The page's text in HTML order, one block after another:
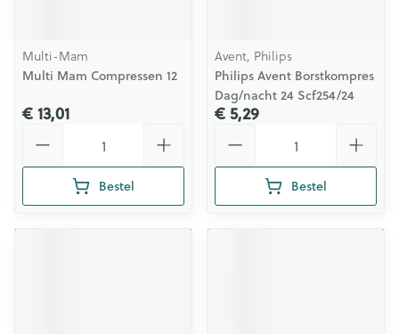
Multi-Mam
Multi Mam Compressen 12
€ 13,01
Bestel
Avent, Philips
Philips Avent Borstkompres
Dag/nacht 24 Scf254/24
€ 5,29
Bestel